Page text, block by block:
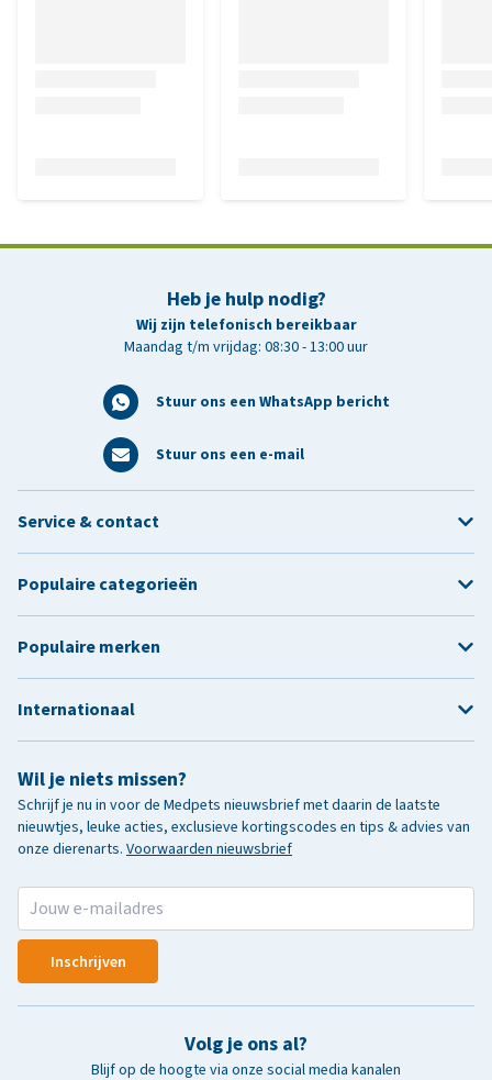
Heb je hulp nodig?
Wij zijn telefonisch bereikbaar
Maandag t/m vrijdag: 08:30 - 13:00 uur
Stuur ons een WhatsApp bericht
Stuur ons een e-mail
Wil je niets missen?
Schrijf je nu in voor de Medpets nieuwsbrief met daarin de laatste
nieuwtjes, leuke acties, exclusieve kortingscodes en tips & advies van
onze dierenarts. Voorwaarden nieuwsbrief
Inschrijven
Volg je ons al?
Blijf op de hoogte via onze social media kanalen
Service & contact
Populaire categorieën
Populaire merken
Internationaal